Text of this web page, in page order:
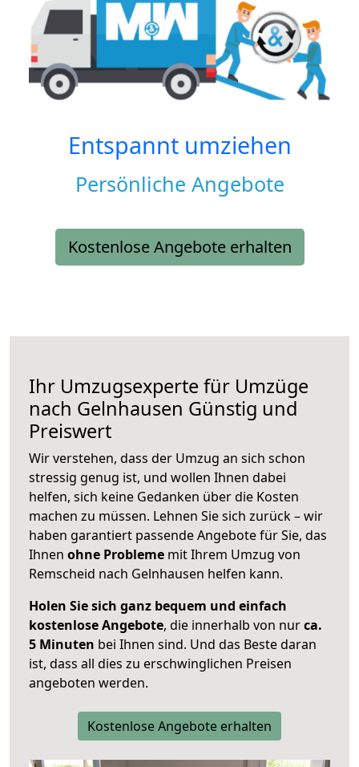
Entspannt umziehen
Persönliche Angebote
Kostenlose Angebote erhalten
Ihr Umzugsexperte für Umzüge
nach Gelnhausen Günstig und
Preiswert
Wir verstehen, dass der Umzug an sich schon
stressig genug ist, und wollen Ihnen dabei
helfen, sich keine Gedanken über die Kosten
machen zu müssen. Lehnen Sie sich zurück – wir
haben garantiert passende Angebote für Sie, das
Ihnen ohne Probleme mit Ihrem Umzug von
Remscheid nach Gelnhausen helfen kann.
Holen Sie sich ganz bequem und einfach
kostenlose Angebote, die innerhalb von nurca.
5 Minuten bei Ihnen sind. Und das Beste daran
ist, dass all dies zu erschwinglichen Preisen
angeboten werden.
Kostenlose Angebote erhalten